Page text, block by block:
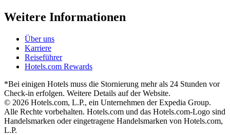
Weitere Informationen
Über uns
Karriere
Reiseführer
Hotels.com Rewards
*Bei einigen Hotels muss die Stornierung mehr als 24 Stunden vor
Check-in erfolgen. Weitere Details auf der Website.
© 2026 Hotels.com, L.P., ein Unternehmen der Expedia Group.
Alle Rechte vorbehalten. Hotels.com und das Hotels.com-Logo sind
Handelsmarken oder eingetragene Handelsmarken von Hotels.com,
L.P.